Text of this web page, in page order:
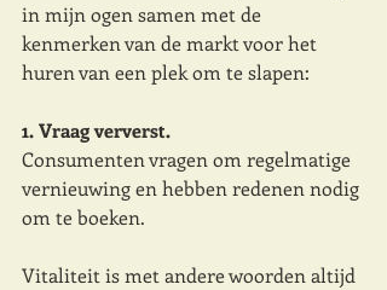
in mijn ogen samen met de
kenmerken van de markt voor het
huren van een plek om te slapen:
1. Vraag ververst.
Consumenten vragen om regelmatige
vernieuwing en hebben redenen nodig
om te boeken.
Vitaliteit is met andere woorden altijd